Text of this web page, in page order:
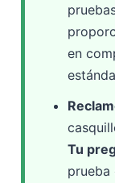
en
Tu
prueba